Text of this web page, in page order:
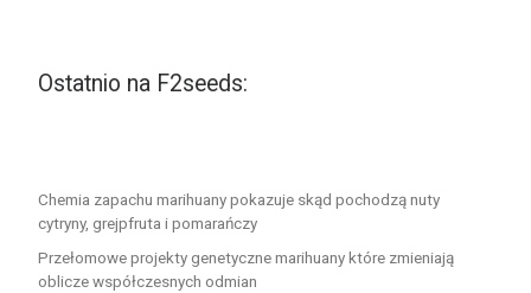
Ostatnio na F2seeds:
Chemia zapachu marihuany pokazuje skąd pochodzą nuty
cytryny, grejpfruta i pomarańczy
Przełomowe projekty genetyczne marihuany które zmieniają
oblicze współczesnych odmian